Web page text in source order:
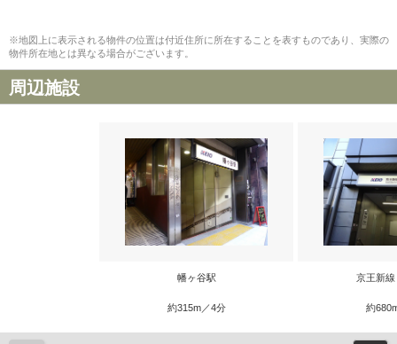
※地図上に表示される物件の位置は付近住所に所在することを表すものであり、実際の
物件所在地とは異なる場合がございます。
周辺施設
幡ヶ谷駅
約315m／4分
京王新
約